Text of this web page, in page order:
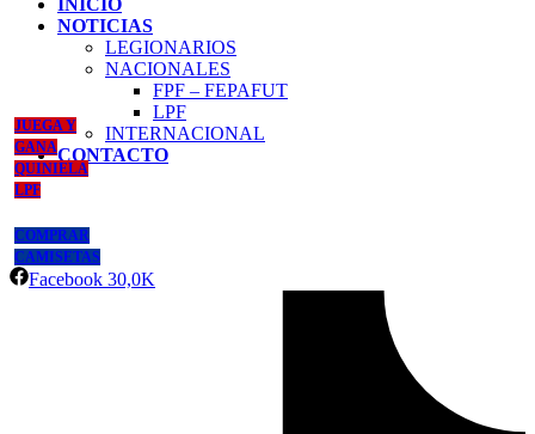
INICIO
NOTICIAS
LEGIONARIOS
NACIONALES
FPF – FEPAFUT
LPF
INTERNACIONAL
CONTACTO
JUEGA Y
GANA
QUINIELA
LPF
COMPRAR
CAMISETAS
Facebook 30,0K